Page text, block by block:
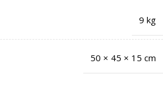
9 kg
50 × 45 × 15 cm